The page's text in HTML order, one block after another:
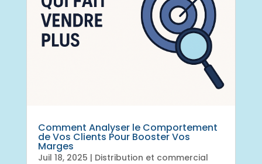
Comment Analyser le Comportement
de Vos Clients Pour Booster Vos
Marges
Juil 18, 2025 | Distribution et commercial